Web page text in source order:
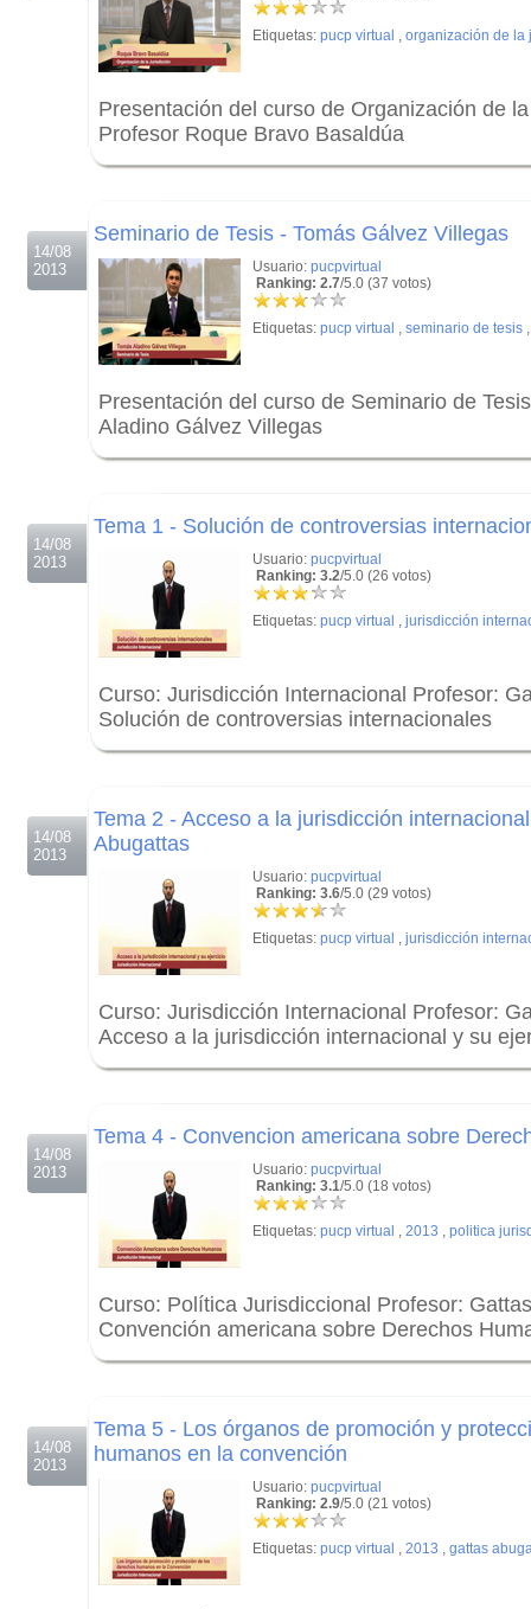
Etiquetas: pucp virtual , organización de la
Presentación del curso de Organización de
Profesor Roque Bravo Basaldúa
14/08
2013
Seminario de Tesis - Tomás Gálvez Villegas
Usuario: pucpvirtual
Ranking: 2.7/5.0 (37 votos)
Etiquetas: pucp virtual , seminario de tesis
Presentación del curso de Seminario de
Aladino Gálvez Villegas
14/08
2013
Tema 1 - Solución de controversias
Usuario: pucpvirtual
Ranking: 3.2/5.0 (26 votos)
Etiquetas: pucp virtual , jurisdicción
Curso: Jurisdicción Internacional Profesor:
Solución de controversias internacionales
14/08
2013
Tema 2 - Acceso a la jurisdicción
Abugattas
Usuario: pucpvirtual
Ranking: 3.6/5.0 (29 votos)
Etiquetas: pucp virtual , jurisdicción
Curso: Jurisdicción Internacional Profesor:
Acceso a la jurisdicción internacional y su
14/08
2013
Tema 4 - Convencion americana sobre
Usuario: pucpvirtual
Ranking: 3.1/5.0 (18 votos)
Etiquetas: pucp virtual , 2013 , politica
Curso: Política Jurisdiccional Profesor:
Convención americana sobre Derechos
14/08
2013
Tema 5 - Los órganos de promoción y
humanos en la convención
Usuario: pucpvirtual
Ranking: 2.9/5.0 (21 votos)
Etiquetas: pucp virtual , 2013 , gattas